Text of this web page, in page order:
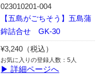
023010201-004
【五島がごちそう】五島蒲
鉾詰合せ GK-30
¥3,240（税込）
お気に入りの登録人数：5人
▶ 詳細ページへ